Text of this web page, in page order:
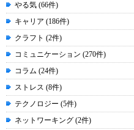
やる気 (66件)
キャリア (186件)
クラフト (2件)
コミュニケーション (270件)
コラム (24件)
ストレス (8件)
テクノロジー (5件)
ネットワーキング (2件)